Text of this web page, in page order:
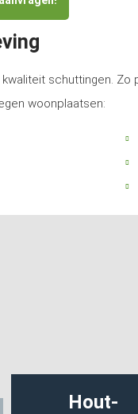
schuttingen. Zo
woonplaatsen:
Hout-